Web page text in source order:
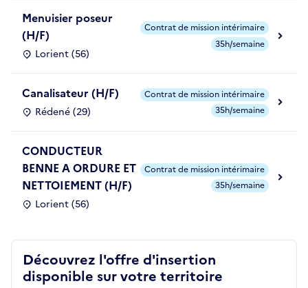
Menuisier poseur
(H/F)
Lorient (56)
Contrat de mission intérimaire
35h/semaine
Canalisateur (H/F)
Rédené (29)
Contrat de mission intérimaire
35h/semaine
CONDUCTEUR
BENNE A ORDURE ET
NETTOIEMENT (H/F)
Lorient (56)
Contrat de mission intérimaire
35h/semaine
Découvrez l'offre d'insertion
disponible sur votre territoire